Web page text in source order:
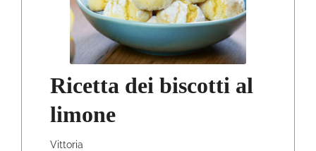
Ricetta dei biscotti al
limone
Vittoria